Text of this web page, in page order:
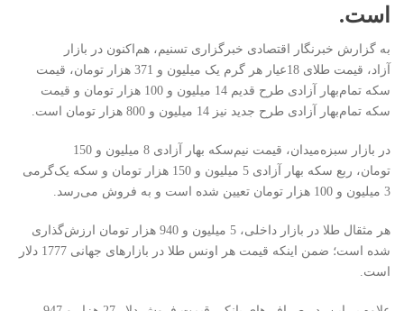
است.
به گزارش خبرنگار اقتصادی خبرگزاری تسنیم، هم‌اکنون در بازار
آزاد، قیمت طلای 18عیار هر گرم یک‌ میلیون و 371 هزار تومان، قیمت
سکه تمام‌بهار آزادی طرح قدیم 14 میلیون و 100 هزار تومان و قیمت
سکه تمام‌بهار آزادی طرح جدید نیز 14 میلیون و 800 هزار تومان است.
تومان، ربع سکه بهار آزادی 5 میلیون و 150 هزار تومان و سکه یک‌گرمی
3 میلیون و 100 هزار تومان تعیین شده است و به فروش می‌رسد.
هر مثقال طلا در بازار داخلی، 5 میلیون و 940 هزار تومان ارزش‌گذاری
شده است؛ ضمن اینکه قیمت هر اونس طلا در بازارهای جهانی 1777 دلار
است.